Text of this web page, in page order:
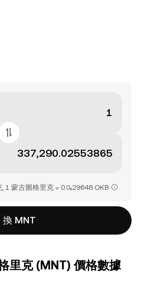
1 蒙古圖格里克 = 0.0₅29648 OKB
換 MNT
里克 (MNT) 價格數據